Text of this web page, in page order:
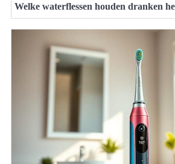
Welke waterflessen houden dranken